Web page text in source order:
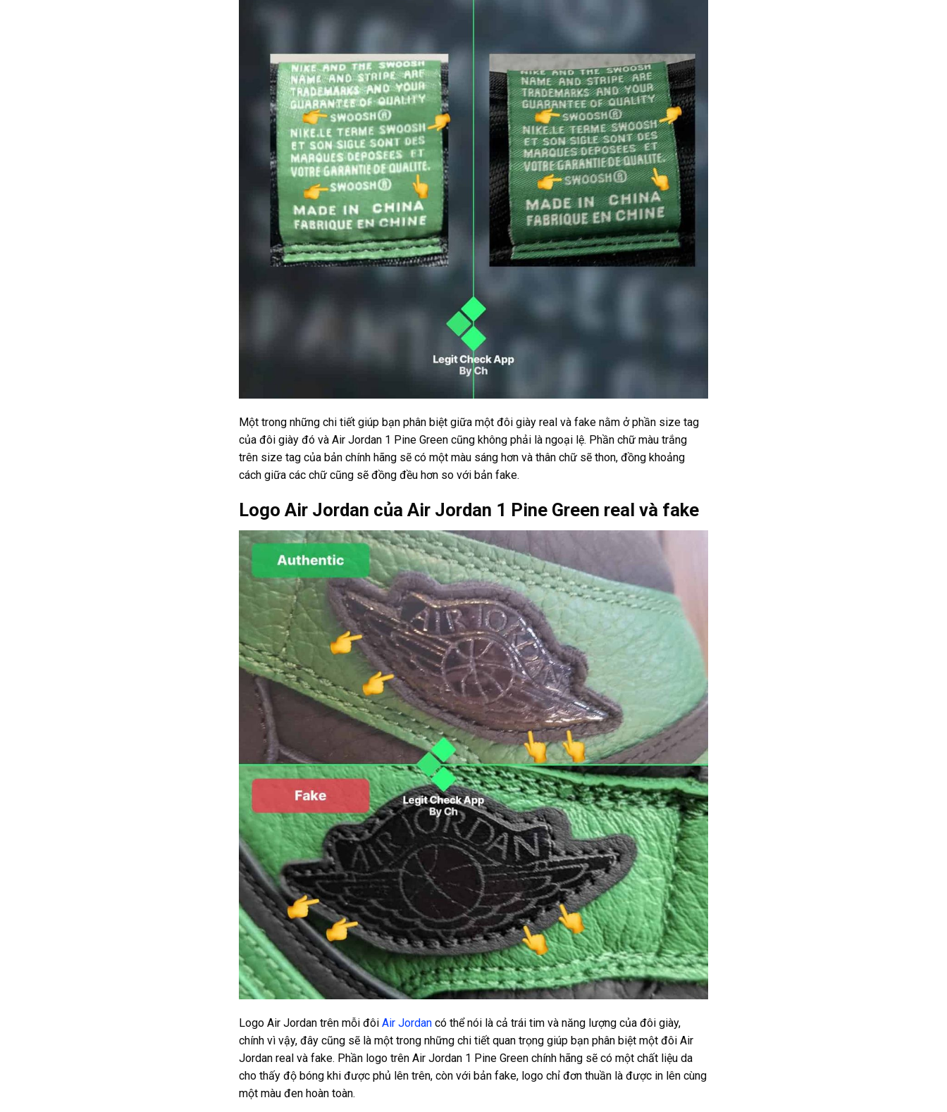
Một trong những chi tiết giúp bạn phân biệt giữa một đôi giày real và fake nằm ở phần size tag
của đôi giày đó và Air Jordan 1 Pine Green cũng không phải là ngoại lệ. Phần chữ màu trắng
trên size tag của bản chính hãng sẽ có một màu sáng hơn và thân chữ sẽ thon, đồng khoảng
cách giữa các chữ cũng sẽ đồng đều hơn so với bản fake.
Logo Air Jordan của Air Jordan 1 Pine Green real và fake
Logo Air Jordan trên mỗi đôi Air Jordan có thể nói là cả trái tim và năng lượng của đôi giày,
chính vì vậy, đây cũng sẽ là một trong những chi tiết quan trọng giúp bạn phân biệt một đôi Air
Jordan real và fake. Phần logo trên Air Jordan 1 Pine Green chính hãng sẽ có một chất liệu da
cho thấy độ bóng khi được phủ lên trên, còn với bản fake, logo chỉ đơn thuần là được in lên cùng
một màu đen hoàn toàn.